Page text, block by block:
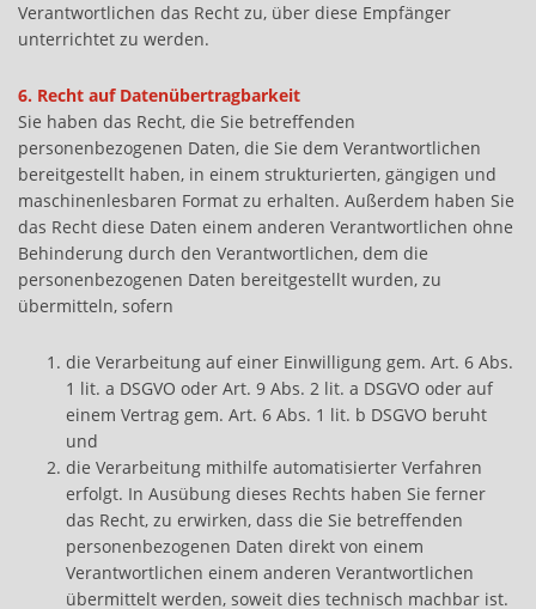
Verantwortlichen das Recht zu, über diese Empfänger
unterrichtet zu werden.
6. Recht auf Datenübertragbarkeit
Sie haben das Recht, die Sie betreffenden
personenbezogenen Daten, die Sie dem Verantwortlichen
bereitgestellt haben, in einem strukturierten, gängigen und
maschinenlesbaren Format zu erhalten. Außerdem haben Sie
das Recht diese Daten einem anderen Verantwortlichen ohne
Behinderung durch den Verantwortlichen, dem die
personenbezogenen Daten bereitgestellt wurden, zu
übermitteln, sofern
die Verarbeitung auf einer Einwilligung gem. Art. 6 Abs.
1 lit. a DSGVO oder Art. 9 Abs. 2 lit. a DSGVO oder auf
einem Vertrag gem. Art. 6 Abs. 1 lit. b DSGVO beruht
und
die Verarbeitung mithilfe automatisierter Verfahren
erfolgt. In Ausübung dieses Rechts haben Sie ferner
das Recht, zu erwirken, dass die Sie betreffenden
personenbezogenen Daten direkt von einem
Verantwortlichen einem anderen Verantwortlichen
übermittelt werden, soweit dies technisch machbar ist.